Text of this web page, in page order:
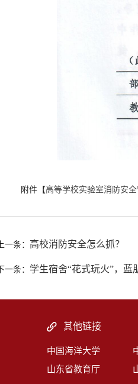
附件【高等学校实验室消防安
上一条： 高校消防安全怎么抓？
下一条： 学生宿舍“花式玩火”，蓝
其他链接
中国海洋大学
山东省教育厅